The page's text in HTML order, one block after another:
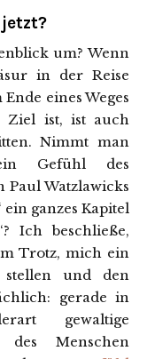
um? Wenn
in der Reise
eines Weges
Ziel ist, ist auch
Nimmt man
Gefühl des
Watzlawicks
ganzes Kapitel
Ich beschließe,
Trotz, mich ein
und den
gerade in
gewaltige
des Menschen